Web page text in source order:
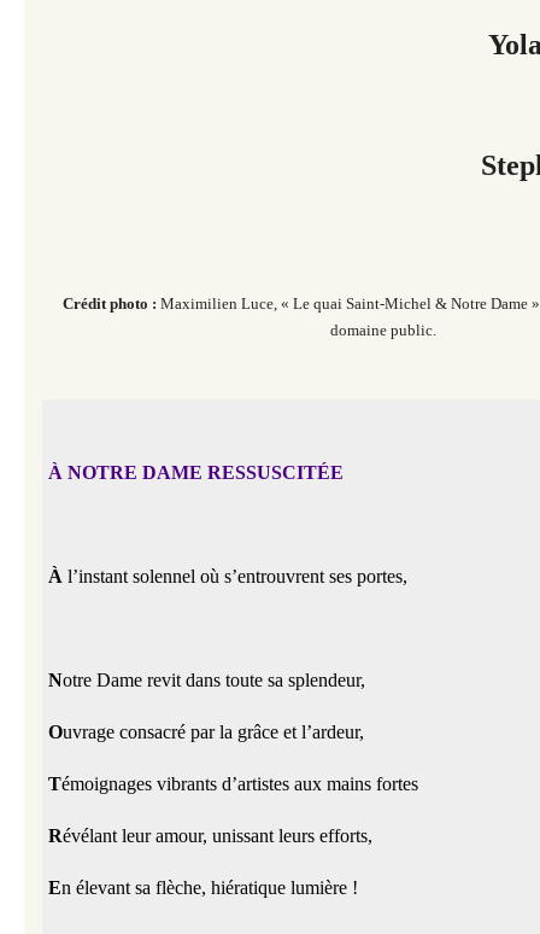
Crédit photo : Maximilien Luce, « Le quai Saint-Michel & Notre Dame
domaine public.
À NOTRE DAME RESSUSCITÉE
À l’instant solennel où s’entrouvrent ses portes,
Notre Dame revit dans toute sa splendeur,
Ouvrage consacré par la grâce et l’ardeur,
Témoignages vibrants d’artistes aux mains fortes
Révélant leur amour, unissant leurs efforts,
En élevant sa flèche, hiératique lumière !